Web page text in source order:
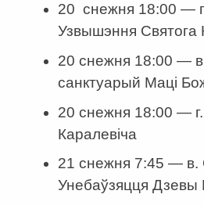
20 снежня 18:00 —
Узвышэння Святога
20 снежня 18:00 —
санктуарый Маці
20 снежня 18:00 —
Каралевiча
21 снежня 7:45 — в.
Унебаўзяцця Дзевы